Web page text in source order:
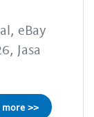
eBay
Jasa
more >>